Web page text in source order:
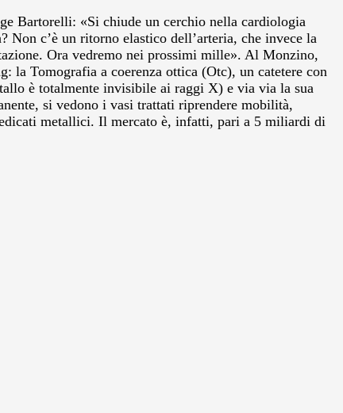
Bartorelli: «Si chiude un cerchio nella cardiologia
c’è un ritorno elastico dell’arteria, che invece la
Ora vedremo nei prossimi mille». Al Monzino,
la Tomografia a coerenza ottica (Otc), un catetere con
è totalmente invisibile ai raggi X) e via via la sua
si vedono i vasi trattati riprendere mobilità,
metallici. Il mercato è, infatti, pari a 5 miliardi di